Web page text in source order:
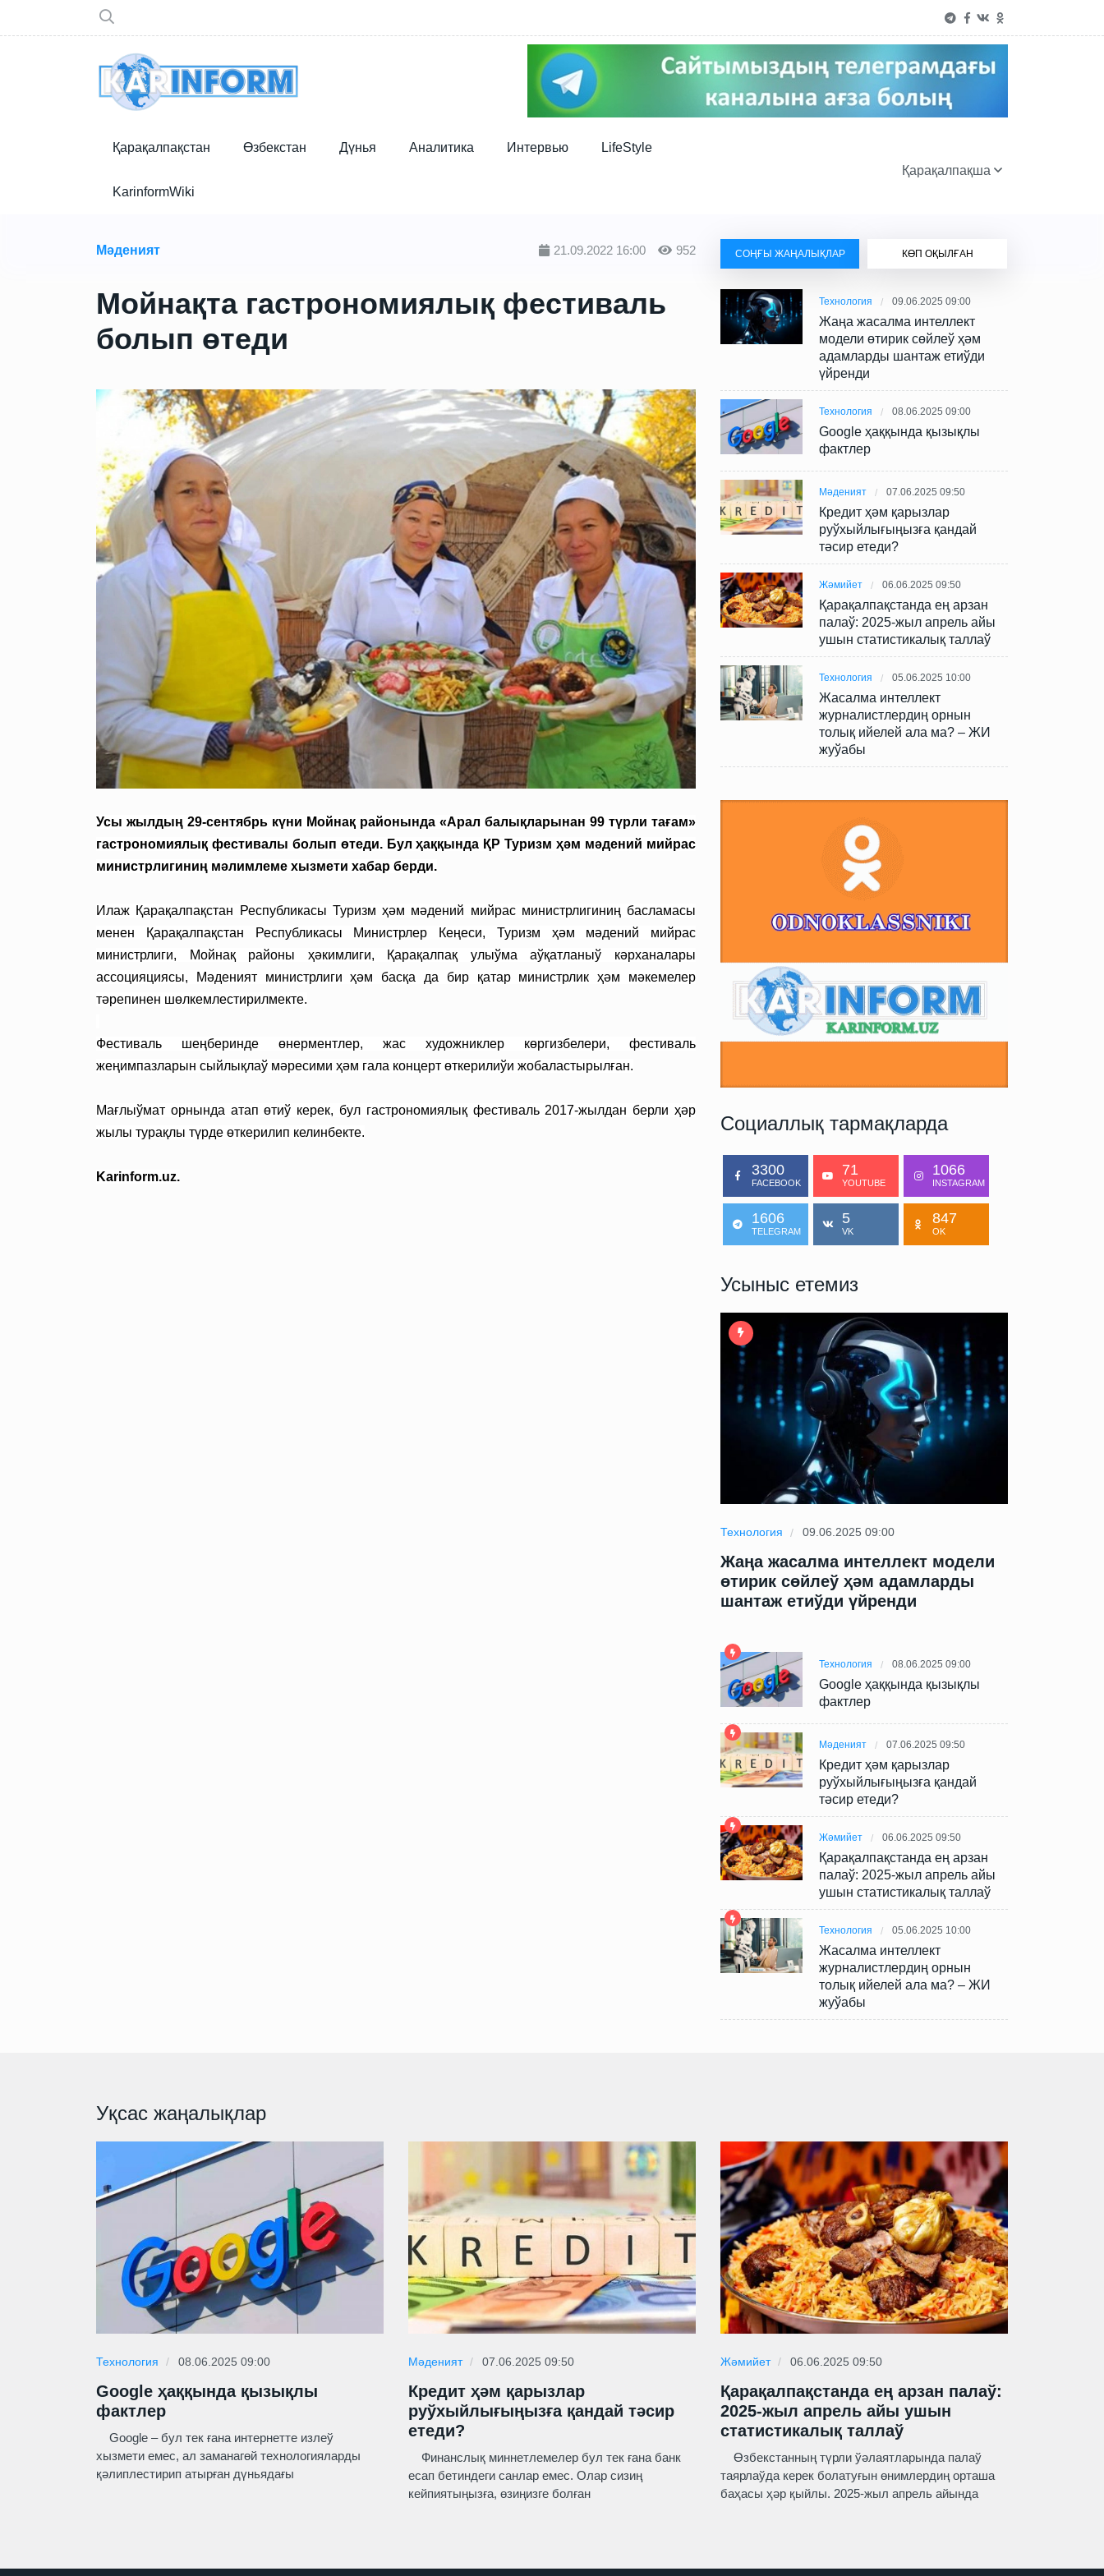
Қарақалпақстан Өзбекстан Дүнья Аналитика Интервью LifeStyle
KarinformWiki
Қарақалпақша
Мәденият 21.09.2022 16:00 952
Мойнақта гастрономиялық фестиваль
болып өтеди
Усы жылдың 29-сентябрь күни Мойнақ районында «Арал балықларынан 99 түрли тағам»
гастрономиялық фестивалы болып өтеди. Бул ҳаққында ҚР Туризм ҳәм мәдений мийрас
министрлигиниң мәлимлеме хызмети хабар берди.
Илаж Қарақалпақстан Республикасы Туризм ҳәм мәдений мийрас министрлигиниң басламасы
менен Қарақалпақстан Республикасы Министрлер Кеңеси, Туризм ҳәм мәдений мийрас
министрлиги, Мойнақ районы ҳәкимлиги, Қарақалпақ улыўма аўқатланыў кәрханалары
ассоцияциясы, Мәденият министрлиги ҳәм басқа да бир қатар министрлик ҳәм мәкемелер
тәрепинен шөлкемлестирилмекте.
Фестиваль шеңберинде өнерментлер, жас художниклер көргизбелери, фестиваль
жеңимпазларын сыйлықлаў мәресими ҳәм гала концерт өткерилиўи жобаластырылған.
Мағлыўмат орнында атап өтиў керек, бул гастрономиялық фестиваль 2017-жылдан берли ҳәр
жылы турақлы түрде өткерилип келинбекте.
Karinform.uz.
СОҢҒЫ ЖАҢАЛЫҚЛАР КӨП ОҚЫЛҒАН
Технология 09.06.2025 09:00
Жаңа жасалма интеллект
модели өтирик сөйлеў ҳәм
адамларды шантаж етиўди
үйренди
Технология 08.06.2025 09:00
Google ҳаққында қызықлы
фактлер
Мәденият 07.06.2025 09:50
Кредит ҳәм қарызлар
руўхыйлығыңызға қандай
тәсир етеди?
Жәмийет 06.06.2025 09:50
Қарақалпақстанда ең арзан
палаў: 2025-жыл апрель айы
ушын статистикалық таллаў
Технология 05.06.2025 10:00
Жасалма интеллект
журналистлердиң орнын
толық ийелей ала ма? – ЖИ
жуўабы
Социаллық тармақларда
3300
FACEBOOK
71
YOUTUBE
1066
INSTAGRAM
1606
TELEGRAM
5
VK
847
OK
Усыныс етемиз
Технология 09.06.2025 09:00
Жаңа жасалма интеллект модели
өтирик сөйлеў ҳәм адамларды
шантаж етиўди үйренди
Технология 08.06.2025 09:00
Google ҳаққында қызықлы
фактлер
Мәденият 07.06.2025 09:50
Кредит ҳәм қарызлар
руўхыйлығыңызға қандай
тәсир етеди?
Жәмийет 06.06.2025 09:50
Қарақалпақстанда ең арзан
палаў: 2025-жыл апрель айы
ушын статистикалық таллаў
Технология 05.06.2025 10:00
Жасалма интеллект
журналистлердиң орнын
толық ийелей ала ма? – ЖИ
жуўабы
Уқсас жаңалықлар
Технология 08.06.2025 09:00
Google ҳаққында қызықлы
фактлер
Google – бул тек ғана интернетте излеў
хызмети емес, ал заманагөй технологияларды
қәлиплестирип атырған дүньядағы
Мәденият 07.06.2025 09:50
Кредит ҳәм қарызлар
руўхыйлығыңызға қандай тәсир
етеди?
Финанслық миннетлемелер бул тек ғана банк
есап бетиндеги санлар емес. Олар сизиң
кейпиятыңызға, өзиңизге болған
Жәмийет 06.06.2025 09:50
Қарақалпақстанда ең арзан палаў:
2025-жыл апрель айы ушын
статистикалық таллаў
Өзбекстанның түрли ўәлаятларында палаў
таярлаўда керек болатуғын өнимлердиң орташа
баҳасы ҳәр қыйлы. 2025-жыл апрель айында